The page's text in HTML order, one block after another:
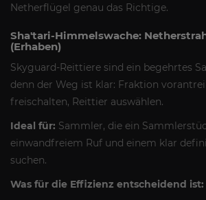
Netherflügel genau das Richtige.
Sha'tari-Himmelswache:
(Erhaben)
Skyguard-Reittiere sind ein begehrtes
denn der Weg ist klar: Fraktion
freischalten, Reittier auswählen.
Ideal für: Sammler, die ein
einwandfreiem Ruf und einem klar
suchen.
Was für die Effizienz entscheidend ist: